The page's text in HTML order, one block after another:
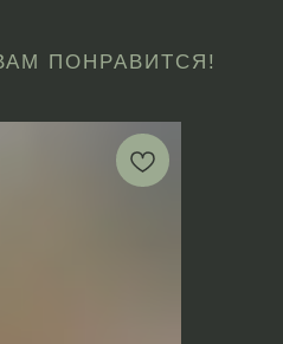
ПОНРАВИТСЯ!